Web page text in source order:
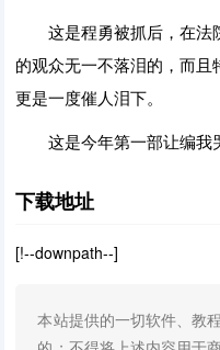
这是程勇被抓后，在法
的观众无一不落泪的，而
更是一度催人泪下。
这是今年第一部让编我
下载地址
[!--downpath--]
本站提供的一切软件、教